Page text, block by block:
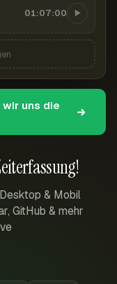
& Mobil
GitHub & mehr
01:07:00
uns die